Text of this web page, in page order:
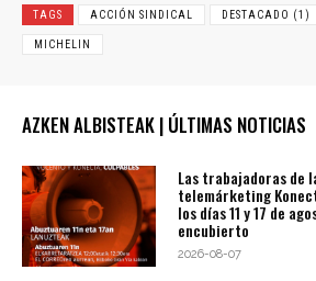
TAGS ACCIÓN SINDICAL DESTACADO (1)
MICHELIN
AZKEN ALBISTEAK | ÚLTIMAS NOTICIAS
Las trabajadoras de
telemárketing
los días 11 y 17 de
encubierto
2026-08-07